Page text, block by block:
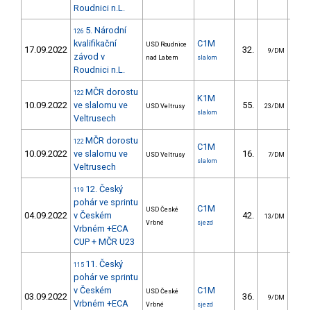
Roudnici n.L.
17.09.2022
126 5. Národní
kvalifikační
závod v
Roudnici n.L.
USD Roudnice
nad Labem
C1M
slalom
32. 9/DM
10.09.2022
122 MČR dorostu
ve slalomu ve
Veltrusech
USD Veltrusy
K1M
slalom
55. 23/DM
10.09.2022
122 MČR dorostu
ve slalomu ve
Veltrusech
USD Veltrusy
C1M
slalom
16. 7/DM
04.09.2022
119 12. Český
pohár ve sprintu
v Českém
Vrbném +ECA
CUP + MČR U23
USD České
Vrbné
C1M
sjezd
42. 13/DM
03.09.2022
115 11. Český
pohár ve sprintu
v Českém
Vrbném +ECA
USD České
Vrbné
C1M
sjezd
36. 9/DM